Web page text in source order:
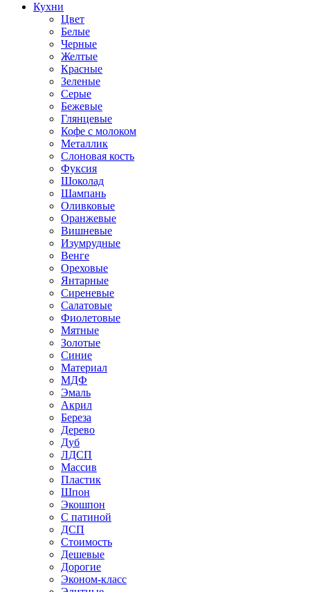
Кухни
Цвет
Белые
Черные
Желтые
Красные
Зеленые
Серые
Бежевые
Глянцевые
Кофе с молоком
Металлик
Слоновая кость
Фуксия
Шоколад
Шампань
Оливковые
Оранжевые
Вишневые
Изумрудные
Венге
Ореховые
Янтарные
Сиреневые
Салатовые
Фиолетовые
Мятные
Золотые
Синие
Материал
МДФ
Эмаль
Акрил
Береза
Дерево
Дуб
ЛДСП
Массив
Пластик
Шпон
Экошпон
С патиной
ДСП
Стоимость
Дешевые
Дорогие
Эконом-класс